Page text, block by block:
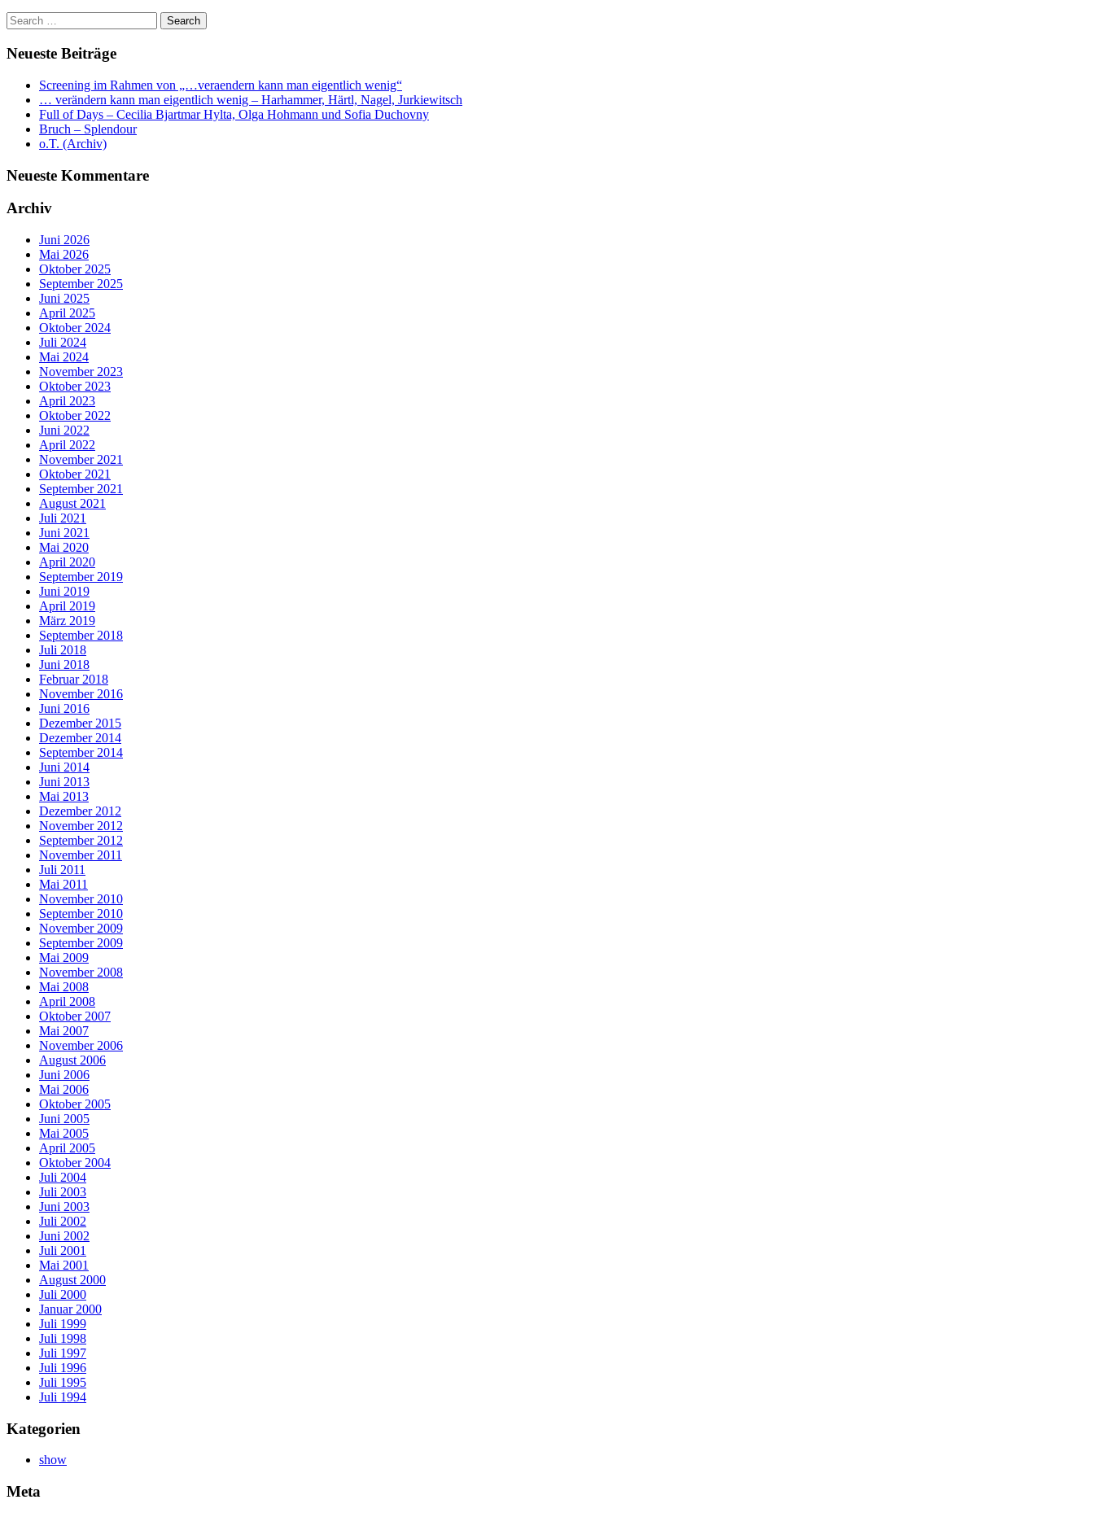
Neueste Beiträge
Screening im Rahmen von „…veraendern kann man eigentlich wenig“
… verändern kann man eigentlich wenig – Harhammer, Härtl, Nagel, Jurkiewitsch
Full of Days – Cecilia Bjartmar Hylta, Olga Hohmann und Sofia Duchovny
Bruch – Splendour
o.T. (Archiv)
Neueste Kommentare
Archiv
Juni 2026
Mai 2026
Oktober 2025
September 2025
Juni 2025
April 2025
Oktober 2024
Juli 2024
Mai 2024
November 2023
Oktober 2023
April 2023
Oktober 2022
Juni 2022
April 2022
November 2021
Oktober 2021
September 2021
August 2021
Juli 2021
Juni 2021
Mai 2020
April 2020
September 2019
Juni 2019
April 2019
März 2019
September 2018
Juli 2018
Juni 2018
Februar 2018
November 2016
Juni 2016
Dezember 2015
Dezember 2014
September 2014
Juni 2014
Juni 2013
Mai 2013
Dezember 2012
November 2012
September 2012
November 2011
Juli 2011
Mai 2011
November 2010
September 2010
November 2009
September 2009
Mai 2009
November 2008
Mai 2008
April 2008
Oktober 2007
Mai 2007
November 2006
August 2006
Juni 2006
Mai 2006
Oktober 2005
Juni 2005
Mai 2005
April 2005
Oktober 2004
Juli 2004
Juli 2003
Juni 2003
Juli 2002
Juni 2002
Juli 2001
Mai 2001
August 2000
Juli 2000
Januar 2000
Juli 1999
Juli 1998
Juli 1997
Juli 1996
Juli 1995
Juli 1994
Kategorien
show
Meta